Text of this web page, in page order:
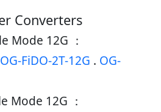
Converters
Mode 12G ：
OG-FiDO-2T-12G . OG-
Mode 12G ：